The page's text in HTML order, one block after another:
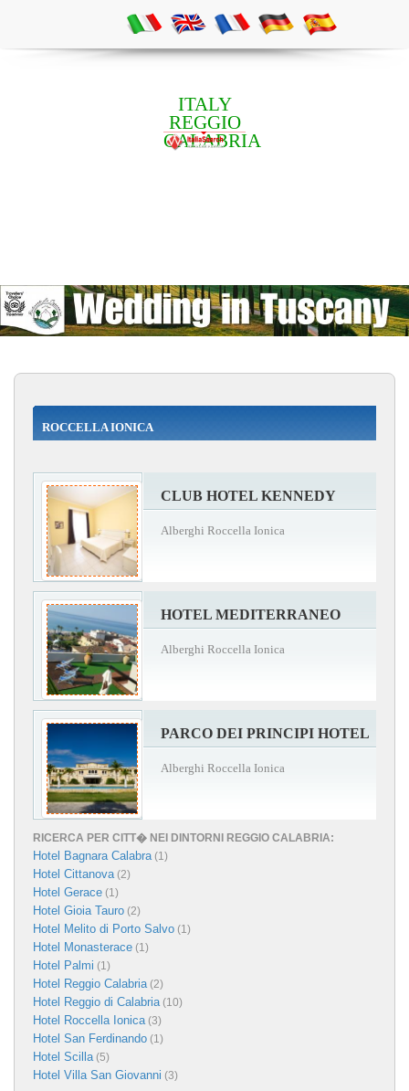
ITALY
REGGIO
CALABRIA
ROCCELLA IONICA
CLUB HOTEL KENNEDY
Alberghi Roccella Ionica
HOTEL MEDITERRANEO
Alberghi Roccella Ionica
PARCO DEI PRINCIPI HOTEL
Alberghi Roccella Ionica
RICERCA PER CITT� NEI DINTORNI REGGIO CALABRIA:
Hotel Bagnara Calabra(1)
Hotel Cittanova(2)
Hotel Gerace (1)
Hotel Gioia Tauro (2)
Hotel Melito di Porto Salvo (1)
Hotel Monasterace (1)
Hotel Palmi (1)
Hotel Reggio Calabria(2)
Hotel Reggio di Calabria(10)
Hotel Roccella Ionica(3)
Hotel San Ferdinando (1)
Hotel Scilla(5)
Hotel Villa San Giovanni (3)